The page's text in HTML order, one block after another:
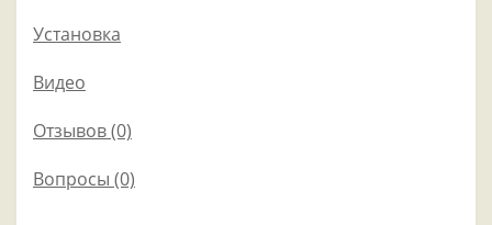
Установка
Видео
Отзывов (0)
Вопросы (0)